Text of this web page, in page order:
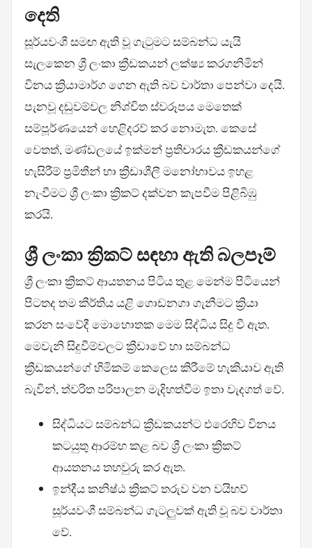
දෙති
සූර්යවංශී සමඟ ඇති වූ ගැටුමට සම්බන්ධ යැයි
සැලකෙන ශ්‍රී ලංකා ක්‍රීඩකයන් ලක්ෂ්‍ය කරගනිමින්
විනය ක්‍රියාමාර්ග ගෙන ඇති බව වාර්තා පෙන්වා දෙයි.
පැනවූ දඬුවම්වල නිශ්චිත ස්වරූපය මෙතෙක්
සම්පූර්ණයෙන් හෙළිදරව් කර නොමැත. කෙසේ
වෙතත්, මණ්ඩලයේ ඉක්මන් ප්‍රතිචාරය ක්‍රීඩකයන්ගේ
හැසිරීම් ප්‍රමිතීන් හා ක්‍රීඩාශීලී මනෝභාවය ඉහළ
නැංවීමට ශ්‍රී ලංකා ක්‍රිකට් දක්වන කැපවීම පිළිබිඹු
කරයි.
ශ්‍රී ලංකා ක්‍රිකට් සඳහා ඇති බලපෑම්
ශ්‍රී ලංකා ක්‍රිකට් ආයතනය පිටිය තුළ මෙන්ම පිටියෙන්
පිටතද තම කීර්තිය යළි ගොඩනගා ගැනීමට ක්‍රියා
කරන සංවේදී මොහොතක මෙම සිද්ධිය සිදු වී ඇත.
මෙවැනි සිදුවීම්වලට ක්‍රීඩාවේ හා සම්බන්ධ
ක්‍රීඩකයන්ගේ හිමිකම් කෙලෙස කිරීමේ හැකියාව ඇති
බැවින්, ත්වරිත පරිපාලන මැදිහත්වීම ඉතා වැදගත් වේ.
සිද්ධියට සම්බන්ධ ක්‍රීඩකයන්ට එරෙහිව විනය
කටයුතු ආරම්භ කළ බව ශ්‍රී ලංකා ක්‍රිකට්
ආයතනය තහවුරු කර ඇත.
ඉන්දීය කනිෂ්ඨ ක්‍රිකට් තරුව වන වයිභව්
සූර්යවංශී සම්බන්ධ ගැටලුවක් ඇති වූ බව වාර්තා
වේ.